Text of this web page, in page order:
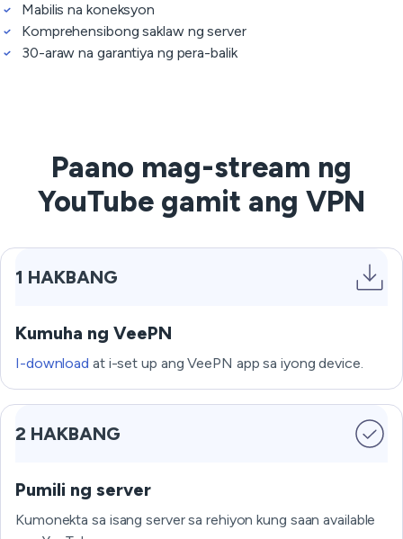
Mabilis na koneksyon
Komprehensibong saklaw ng server
30-araw na garantiya ng pera-balik
Paano mag-stream ng
YouTube gamit ang VPN
1 HAKBANG
Kumuha ng VeePN
I-download at i-set up ang VeePN app sa iyong device.
2 HAKBANG
Pumili ng server
Kumonekta sa isang server sa rehiyon kung saan available